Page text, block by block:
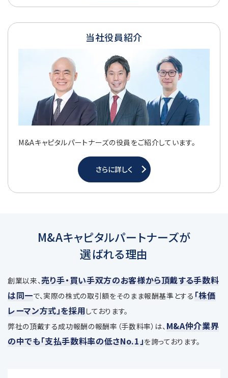
当社役員紹介
M&Aキャピタルパートナーズの役員をご紹介しています。
さらに詳しく
M&Aキャピタルパートナーズが
選ばれる理由
創業以来、 売り手・買い手双方のお客様から頂戴する手数料
は同一で、実際の株式の取引額をそのまま報酬基準とする 「株価
レーマン方式」を採用しております。
弊社の頂戴する成功報酬の報酬率（手数料率）は、 M&A仲介業界
の中でも「支払手数料率の低さNo.1」を誇っております。